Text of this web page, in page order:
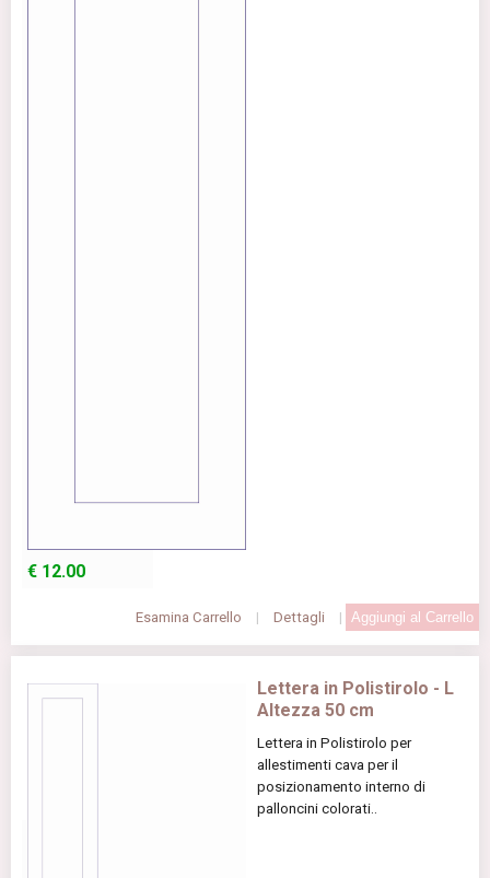
€ 12.00
Esamina Carrello | Dettagli |
Lettera in Polistirolo - L
Altezza 50 cm
Lettera in Polistirolo per
allestimenti cava per il
posizionamento interno di
palloncini colorati..